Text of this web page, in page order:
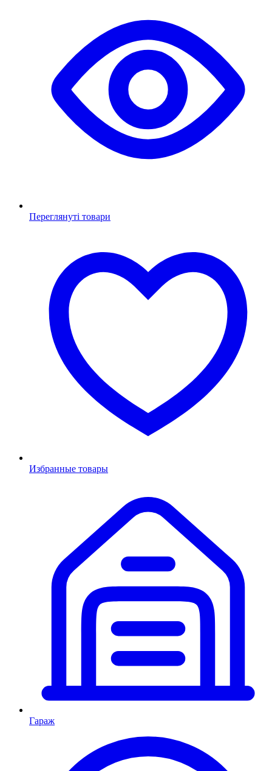
Переглянуті товари
Избранные товары
Гараж